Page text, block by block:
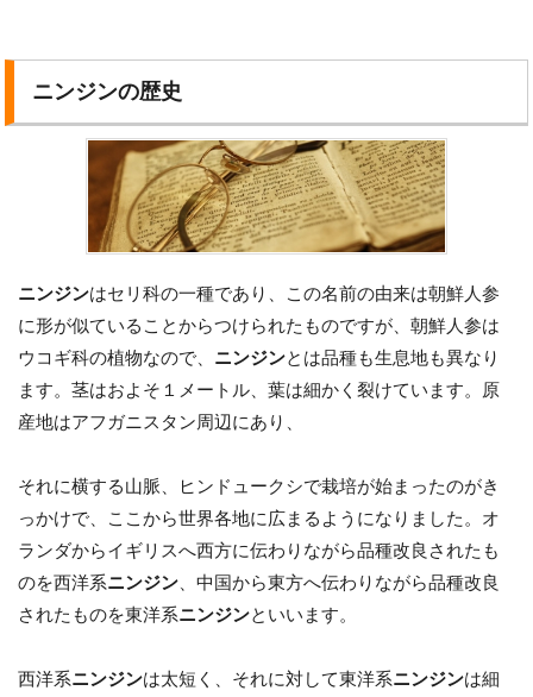
ニンジンの歴史
ニンジンはセリ科の一種であり、この名前の由来は朝鮮人参
に形が似ていることからつけられたものですが、朝鮮人参は
ウコギ科の植物なので、 ニンジンとは品種も生息地も異なり
ます。茎はおよそ１メートル、葉は細かく裂けています。原
産地はアフガニスタン周辺にあり、
それに横する山脈、ヒンドュークシで栽培が始まったのがき
っかけで、ここから世界各地に広まるようになりました。オ
ランダからイギリスへ西方に伝わりながら品種改良されたも
のを西洋系ニンジン 、中国から東方へ伝わりながら品種改良
されたものを東洋系ニンジンといいます。
西洋系ニンジンは太短く、それに対して東洋系ニンジンは細